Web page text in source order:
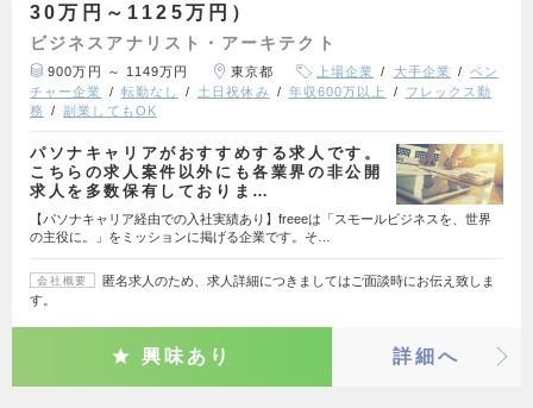
30万円～1125万円）
ビジネスアナリスト・アーキテクト
900万円 ～ 1149万円 東京都 上場企業 大手企業
ベン
チャー企業
転勤なし 土日祝休み 年収600万以上
フレックス勤
務
副業してもOK
パソナキャリアがおすすめする求人です。
こちらの求人案件以外にも各業界の非公開
求人を多数保有しておりま…
【パソナキャリア経由での入社実績あり】freeeは「スモールビジネスを、世界
の主役に。」をミッションに掲げる企業です。そ…
会社概要
匿名求人のため、求人詳細につきましてはご面談時にお伝え致しま
す。
興味あり 詳細へ